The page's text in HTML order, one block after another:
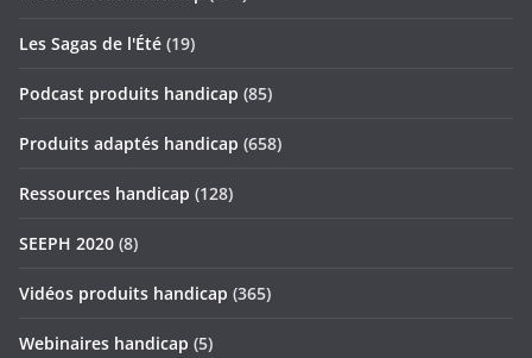
Les Sagas de l'Été (19)
Podcast produits handicap (85)
Produits adaptés handicap (658)
Ressources handicap (128)
SEEPH 2020 (8)
Vidéos produits handicap (365)
Webinaires handicap (5)